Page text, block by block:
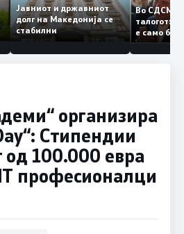
Јавниот и државниот
долг на Македонија се
стабилни
Во
е само
копија
Заев
организира
Стипендии
од 100.000 евра
професионалци